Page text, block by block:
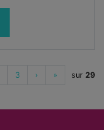
3 › » sur 29